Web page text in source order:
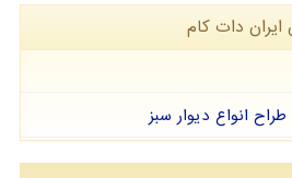
دات كام
انواع دیوار سبز